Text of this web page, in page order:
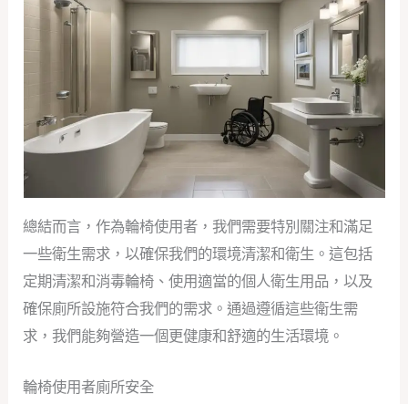
總結而言，作為輪椅使用者，我們需要特別關注和滿足
一些衛生需求，以確保我們的環境清潔和衛生。這包括
定期清潔和消毒輪椅、使用適當的個人衛生用品，以及
確保廁所設施符合我們的需求。通過遵循這些衛生需
求，我們能夠營造一個更健康和舒適的生活環境。
輪椅使用者廁所安全